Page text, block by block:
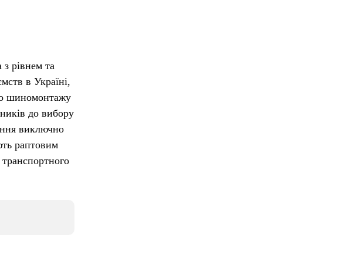
з рівнем та
в Україні,
шиномонтажу
до вибору
виключно
раптовим